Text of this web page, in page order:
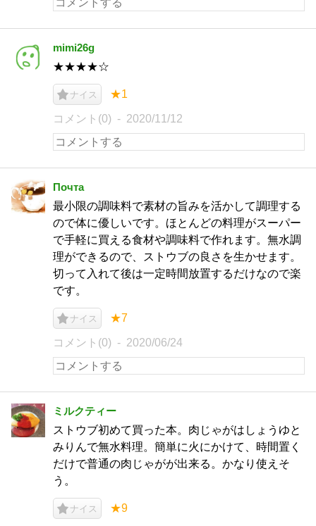
mimi26g
★★★★☆
ナイス ★1
コメント(0) 2020/11/12
Почта
最小限の調味料で素材の旨みを活かして調理する
ので体に優しいです。ほとんどの料理がスーパー
で手軽に買える食材や調味料で作れます。無水調
理ができるので、ストウブの良さを生かせます。
切って入れて後は一定時間放置するだけなので楽
です。
ナイス ★7
コメント(0) 2020/06/24
ミルクティー
ストウブ初めて買った本。肉じゃがはしょうゆと
みりんで無水料理。簡単に火にかけて、時間置く
だけで普通の肉じゃがが出来る。かなり使えそ
う。
ナイス ★9